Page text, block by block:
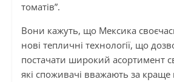
томатів”.
Вони кажуть, що Мексика
нові тепличні технології, що
постачати широкий асортимент
які споживачі вважають за